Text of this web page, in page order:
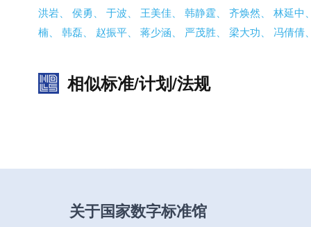
洪岩、 侯勇、 于波、 王美佳、 韩静霆、 齐焕然、 林延中
楠、 韩磊、 赵振平、 蒋少涵、 严茂胜、 梁大功、 冯倩倩
相似标准/计划/法规
关于国家数字标准馆